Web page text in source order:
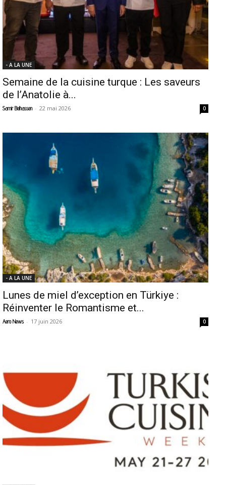
- A LA UNE
Semaine de la cuisine turque : Les saveurs
de l’Anatolie à...
Samir Belhassen - 22 mai 2026 0
- A LA UNE
Lunes de miel d’exception en Türkiye :
Réinventer le Romantisme et...
Aero News - 17 juin 2026 0